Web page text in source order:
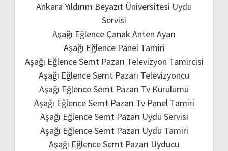
Ankara Yıldırım Beyazıt Üniversitesi Uydu
Servisi
Aşağı Eğlence Çanak Anten Ayarı
Aşağı Eğlence Panel Tamiri
Aşağı Eğlence Semt Pazarı Televizyon Tamircisi
Aşağı Eğlence Semt Pazarı Televizyoncu
Aşağı Eğlence Semt Pazarı Tv Kurulumu
Aşağı Eğlence Semt Pazarı Tv Panel Tamiri
Aşağı Eğlence Semt Pazarı Uydu Servisi
Aşağı Eğlence Semt Pazarı Uydu Tamiri
Aşağı Eğlence Semt Pazarı Uyducu